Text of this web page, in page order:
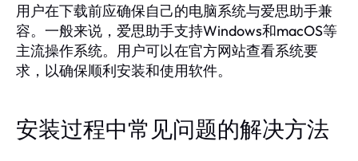
用户在下载前应确保自己的电脑系统与爱思助手兼
容。一般来说，爱思助手支持Windows和macOS等
主流操作系统。用户可以在官方网站查看系统要
求，以确保顺利安装和使用软件。
安装过程中常见问题的解决方法